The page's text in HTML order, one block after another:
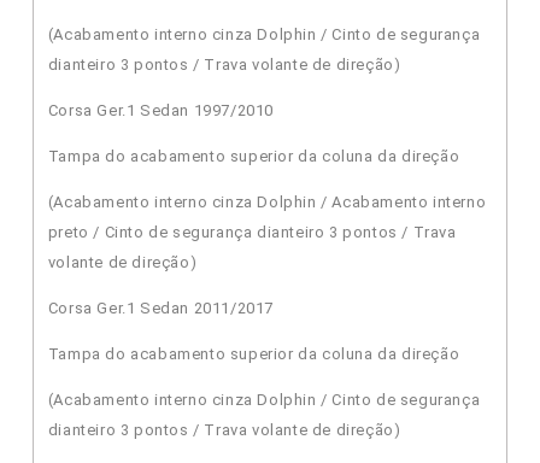
(Acabamento interno cinza Dolphin / Cinto de segurança
dianteiro 3 pontos / Trava volante de direção)
Corsa Ger.1 Sedan 1997/2010
Tampa do acabamento superior da coluna da direção
(Acabamento interno cinza Dolphin / Acabamento interno
preto / Cinto de segurança dianteiro 3 pontos / Trava
volante de direção)
Corsa Ger.1 Sedan 2011/2017
Tampa do acabamento superior da coluna da direção
(Acabamento interno cinza Dolphin / Cinto de segurança
dianteiro 3 pontos / Trava volante de direção)